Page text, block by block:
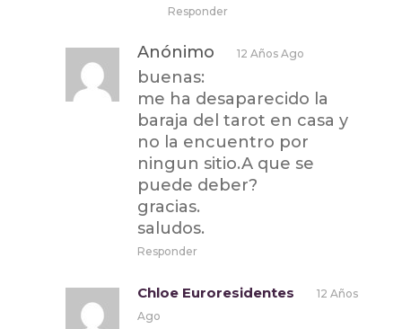
Responder
Anónimo 12 Años Ago
buenas:
me ha desaparecido la
baraja del tarot en casa y
no la encuentro por
ningun sitio.A que se
puede deber?
gracias.
saludos.
Responder
Chloe Euroresidentes
12 Años
Ago